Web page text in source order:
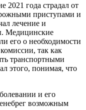
2021 года страдал от
приступами и
лечение и
Медицинские
его о необходимости
так как
транспортными
этого, понимая, что
и его
возможным